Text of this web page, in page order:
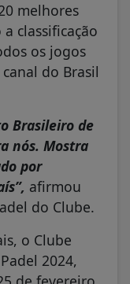
melhores
classificação
os jogos
do Brasil
Brasileiro de
nós. Mostra
por
afirmou
do Clube.
o Clube
2024,